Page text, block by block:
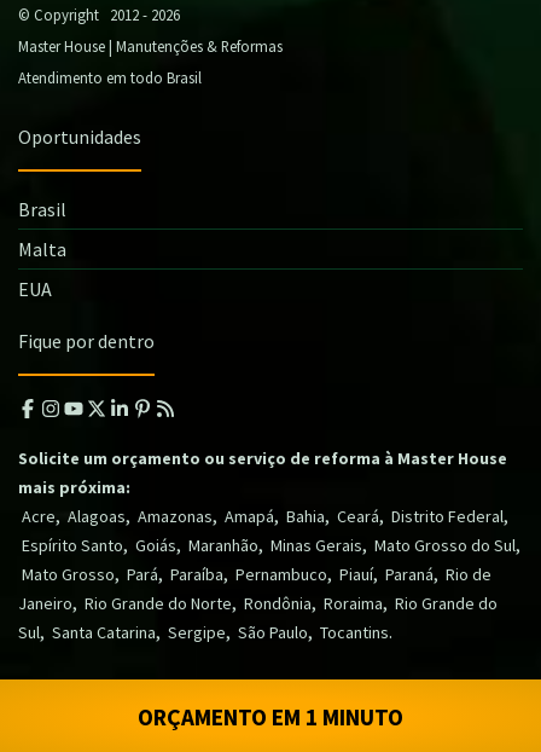
ORÇAMENTO EM 1 MINUTO
© Copyright 2012 - 2026
Master House | Manutenções & Reformas
Atendimento em todo Brasil
Oportunidades
Brasil
Malta
EUA
Fique por dentro
Solicite um orçamento ou serviço de reforma à Master House
mais próxima:
Acre, Alagoas, Amazonas, Amapá, Bahia, Ceará, Distrito Federal,
Espírito Santo, Goiás, Maranhão, Minas Gerais, Mato Grosso do Sul,
Mato Grosso, Pará, Paraíba, Pernambuco, Piauí, Paraná, Rio de
Janeiro, Rio Grande do Norte, Rondônia, Roraima, Rio Grande do
Sul, Santa Catarina, Sergipe, São Paulo, Tocantins.